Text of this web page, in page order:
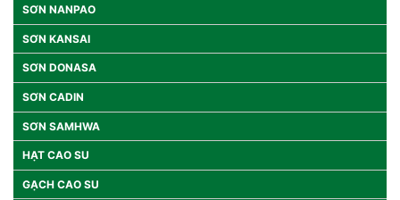
SƠN NANPAO
SƠN KANSAI
SƠN DONASA
SƠN CADIN
SƠN SAMHWA
HẠT CAO SU
GẠCH CAO SU